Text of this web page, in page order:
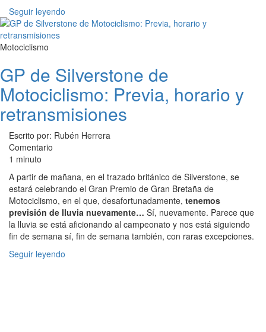
Seguir leyendo
Motociclismo
GP de Silverstone de
Motociclismo: Previa, horario y
retransmisiones
Escrito por: Rubén Herrera
Comentario
1 minuto
A partir de mañana, en el trazado británico de Silverstone, se
estará celebrando el Gran Premio de Gran Bretaña de
Motociclismo, en el que, desafortunadamente, tenemos
previsión de lluvia nuevamente… Sí, nuevamente. Parece que
la lluvia se está aficionando al campeonato y nos está siguiendo
fin de semana sí, fin de semana también, con raras excepciones.
Seguir leyendo